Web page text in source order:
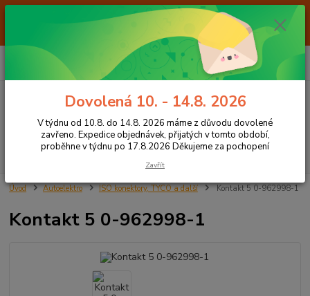
Od 7.8. do 14.8. 2026 máme z důvodu dovolené ZAVŘENO. Expedice
objednávek, přijatých v tomto období, proběhne v týdnu po 17.8.2026
Děkujeme za pochopení
CZK
Hledat
+420 605 283 713
za0,00 Kč
Úvod Autoelektro ISO konektory, TYCO a další Kontakt 5 0-962998-1
Kontakt 5 0-962998-1
Dovolená 10. - 14.8. 2026
V týdnu od 10.8. do 14.8. 2026 máme z důvodu dovolené
zavřeno. Expedice objednávek, přijatých v tomto období,
proběhne v týdnu po 17.8.2026 Děkujeme za pochopení
Zavřít